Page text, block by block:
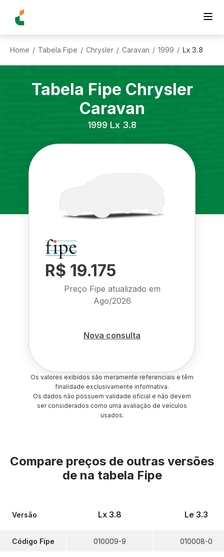
Home / Tabela Fipe / Chrysler / Caravan / 1999 / Lx 3.8
Tabela Fipe Chrysler
Caravan
1999 Lx 3.8
R$ 19.175
Preço Fipe atualizado em
Ago/2026
Nova consulta
Os valores exibidos são meramente referenciais e têm
finalidade exclusivamente informativa.
Os dados não possuem validade oficial e não devem
ser considerados como uma avaliação de veículos
usados.
Compare preços de outras versões
de na tabela Fipe
Versão
Código Fipe
Lx 3.8
010009-9
Le 3.3
010008-0